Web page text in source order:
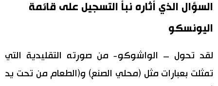
السؤال الذي أثاره نبأ التسجيل على قائمة
اليونسكو
لقد تحول – الواشوكو- من صورته التقليدية التي
تمثلت بعبارات مثل (محلي الصنع) و(الطعام من تحت يد